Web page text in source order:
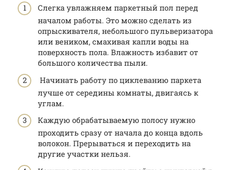
Слегка увлажняем паркетный пол перед
началом работы. Это можно сделать из
опрыскивателя, небольшого пульверизатора
или веником, смахивая капли воды на
поверхность пола. Влажность избавит от
большого количества пыли.
Начинать работу по циклеванию паркета
лучше от середины комнаты, двигаясь к
углам.
Каждую обрабатываемую полосу нужно
проходить сразу от начала до конца вдоль
волокон. Прерываться и переходить на
другие участки нельзя.